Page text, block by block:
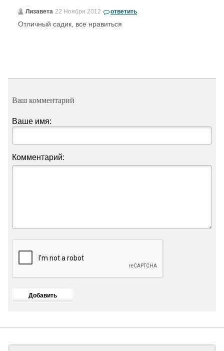
Лизавета 22 Ноября 2012 ответить
Отличный садик, все нравиться
Ваш комментарий
Ваше имя:
Комментарий: